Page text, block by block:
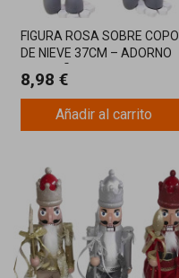
FIGURA ROSA SOBRE COPO
DE NIEVE 37CM – ADORNO
ELEGANTE
8,98 €
Añadir al carrito